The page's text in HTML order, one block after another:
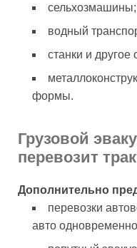
сельхозмашины;
водный
станки и другое
формы.
Грузовой
перевозит
Дополнительно
перевозки
авто